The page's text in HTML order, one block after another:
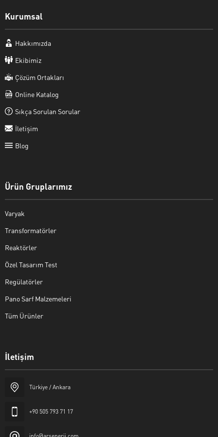
Kurumsal
Hakkımızda
Ekibimiz
Çözüm Ortakları
Online Katalog
Sıkça Sorulan Sorular
İletişim
Blog
Ürün Gruplarımız
Varyak
Transformatörler
Reaktörler
Özel Tasarım Test
Regülatörler
Pano Sarf Malzemeleri
Tüm Ürünler
İletişim
Türkiye / Ankara
+90 505 793 71 17